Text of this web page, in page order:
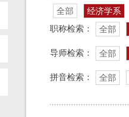
全部 经济学系
职称检索：
全部
导师检索： 全部
拼音检索： 全部